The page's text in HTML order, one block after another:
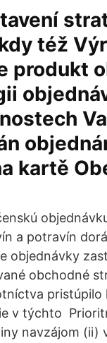
též
produkt
kartě
a potravín
objednávky
obchodné
v týchto
navzájom (ii)